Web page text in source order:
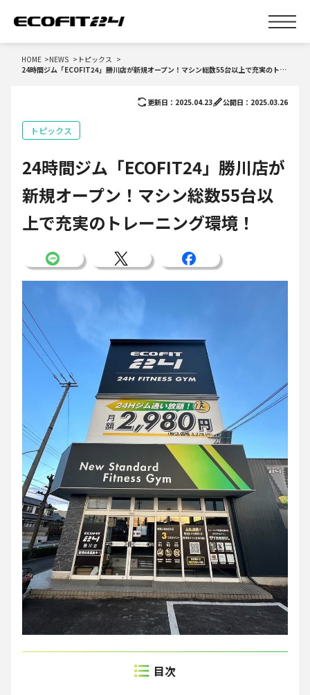
HOME NEWS
トピックス
24時間ジム「ECOFIT24」勝川店が新規オープン！マシン総数55台以上で充実のトレーニング環境！
更新日：2025.04.23 公開日：2025.03.26
トピックス
24時間ジム「ECOFIT24」勝川店が
新規オープン！マシン総数55台以
上で充実のトレーニング環境！